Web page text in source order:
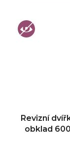
Revizní
obklad